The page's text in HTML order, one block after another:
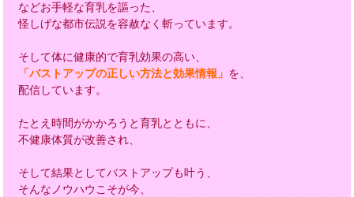
などお手軽な育乳を謳った、
怪しげな都市伝説を容赦なく斬っています。
そして体に健康的で育乳効果の高い、
「バストアップの正しい方法と効果情報」 を、
配信しています。
たとえ時間がかかろうと育乳とともに、
不健康体質が改善され、
そして結果としてバストアップも叶う、
そんなノウハウこそが今、